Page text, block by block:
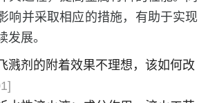
响并采取相应的措施，有助于实现
发展。
溅剂的附着效果不理想，该如何改